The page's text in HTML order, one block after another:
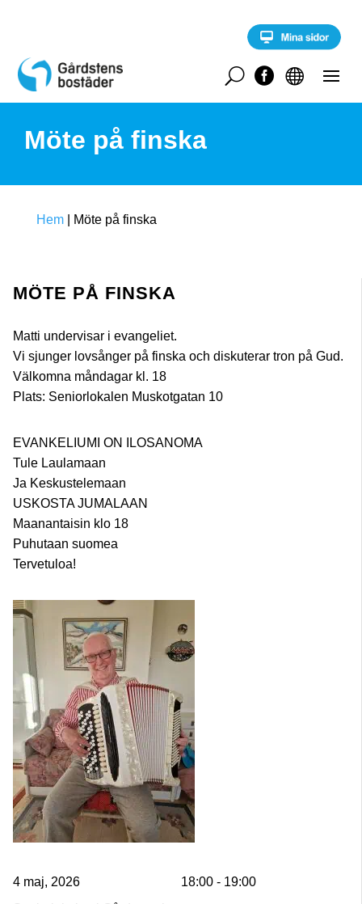
c
n


U
Möte på finska
Hem Möte på finska
MÖTE PÅ FINSKA
Matti undervisar i evangeliet.
Vi sjunger lovsånger på finska och diskuterar tron på Gud.
Välkomna måndagar kl. 18
Plats: Seniorlokalen Muskotgatan 10
EVANKELIUMI ON ILOSANOMA
Tule Laulamaan
Ja Keskustelemaan
USKOSTA JUMALAAN
Maanantaisin klo 18
Puhutaan suomea
Tervetuloa!
4 maj, 2026
18:00 - 19:00